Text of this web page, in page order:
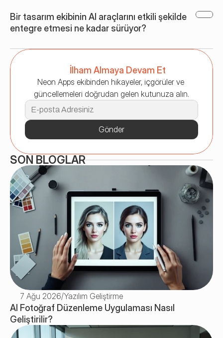
Bir tasarım ekibinin AI araçlarını etkili şekilde
entegre etmesi ne kadar sürüyor?
İlham Almaya Devam Et
Neon Apps ekibinden hikayeler, içgörüler ve
güncellemeleri doğrudan gelen kutunuza alın.
Gönder
SON BLOGLAR
7 Ağu 2026/Yazılım Geliştirme
AI Fotoğraf Düzenleme Uygulaması Nasıl
Geliştirilir?